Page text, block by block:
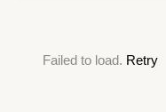
Failed to load. Retry